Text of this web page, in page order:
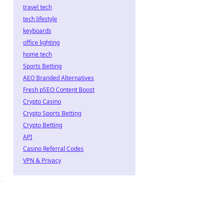
travel tech
tech lifestyle
keyboards
office lighting
home tech
Sports Betting
AEO Branded Alternatives
Fresh pSEO Content Boost
Crypto Casino
Crypto Sports Betting
Crypto Betting
API
Casino Referral Codes
VPN & Privacy